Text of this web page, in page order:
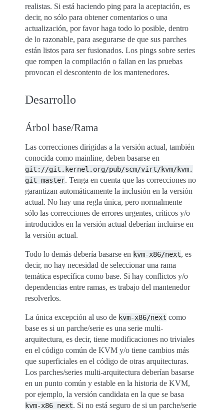
realistas. Si está haciendo ping para la aceptación, es
decir, no sólo para obtener comentarios o una
actualización, por favor haga todo lo posible, dentro
de lo razonable, para asegurarse de que sus parches
están listos para ser fusionados. Los pings sobre series
que rompen la compilación o fallan en las pruebas
provocan el descontento de los mantenedores.
Desarrollo
Árbol base/Rama
Las correcciones dirigidas a la versión actual, también
conocida como mainline, deben basarse en
git://git.kernel.org/pub/scm/virt/kvm/kvm.
git master. Tenga en cuenta que las correcciones no
garantizan automáticamente la inclusión en la versión
actual. No hay una regla única, pero normalmente
sólo las correcciones de errores urgentes, críticos y/o
introducidos en la versión actual deberían incluirse en
la versión actual.
Todo lo demás debería basarse en kvm-x86/next, es
decir, no hay necesidad de seleccionar una rama
temática específica como base. Si hay conflictos y/o
dependencias entre ramas, es trabajo del mantenedor
resolverlos.
La única excepción al uso de kvm-x86/next como
base es si un parche/serie es una serie multi-
arquitectura, es decir, tiene modificaciones no triviales
en el código común de KVM y/o tiene cambios más
que superficiales en el código de otras arquitecturas.
Los parches/series multi-arquitectura deberían basarse
en un punto común y estable en la historia de KVM,
por ejemplo, la versión candidata en la que se basa
kvm-x86 next. Si no está seguro de si un parche/serie